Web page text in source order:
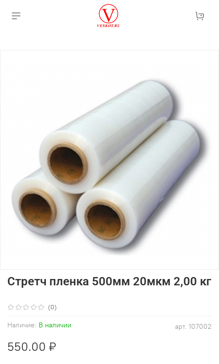
(0)
арт. 107002
Наличие: В наличии
Стретч пленка 500мм 20мкм 2,00 кг
550.00 ₽